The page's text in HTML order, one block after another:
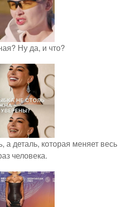
Ну да, и что?
а деталь, которая меняет весь
человека.